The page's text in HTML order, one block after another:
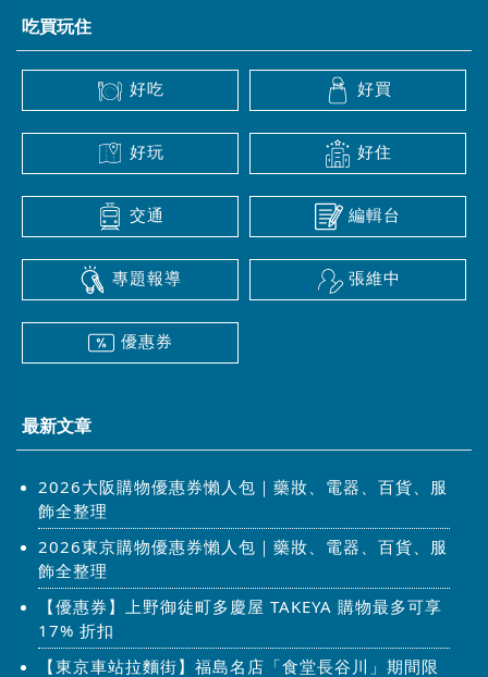
吃買玩住
好吃 好買
好玩 好住
交通 編輯台
專題報導 張維中
優惠券
最新文章
2026大阪購物優惠券懶人包｜藥妝、電器、百貨、服
飾全整理
2026東京購物優惠券懶人包｜藥妝、電器、百貨、服
飾全整理
【優惠券】上野御徒町多慶屋 TAKEYA 購物最多可享
17% 折扣
【東京車站拉麵街】福島名店「食堂長谷川」期間限